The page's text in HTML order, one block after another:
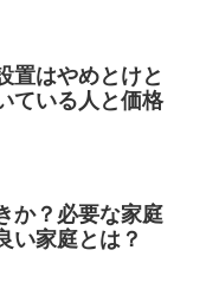
置はやめとけと
ている人と価格
か？必要な家庭
い家庭とは？